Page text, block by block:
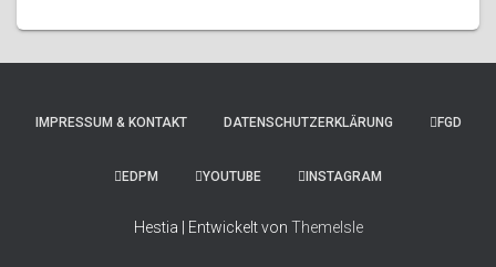
IMPRESSUM & KONTAKT DATENSCHUTZERKLÄRUNG FGD
EDPM YOUTUBE INSTAGRAM
Hestia | Entwickelt von ThemeIsle